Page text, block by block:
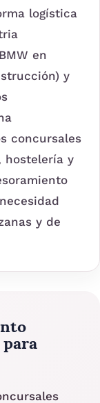
logística
en
y
concursales
hostelería y
y de